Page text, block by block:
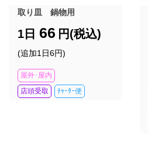
取り皿 鍋物用
1日 66 円(税込)
(追加1日6円)
屋外･屋内
店頭受取
ﾁｬｰﾀｰ便